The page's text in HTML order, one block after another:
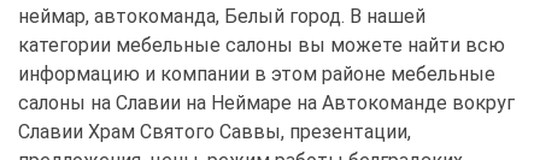
неймар, автокоманда, Белый город. В нашей
категории мебельные салоны вы можете найти всю
информацию и компании в этом районе мебельные
салоны на Славии на Неймаре на Автокоманде вокруг
Славии Храм Святого Саввы, презентации,